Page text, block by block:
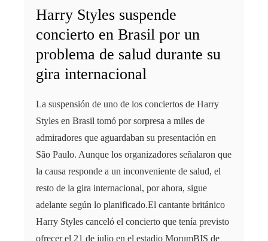
Harry Styles suspende
concierto en Brasil por un
problema de salud durante su
gira internacional
La suspensión de uno de los conciertos de Harry
Styles en Brasil tomó por sorpresa a miles de
admiradores que aguardaban su presentación en
São Paulo. Aunque los organizadores señalaron que
la causa responde a un inconveniente de salud, el
resto de la gira internacional, por ahora, sigue
adelante según lo planificado.El cantante británico
Harry Styles canceló el concierto que tenía previsto
ofrecer el 21 de julio en el estadio MorumBIS de